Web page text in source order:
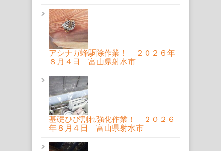
アシナガ蜂駆除作業！ ２０２６年
８月４日 富山県射水市
基礎ひび割れ強化作業！ ２０２６
年８月４日 富山県射水市